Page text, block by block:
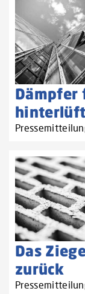
Dämpfer
Das
zurück